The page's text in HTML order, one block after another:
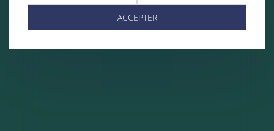
ACCEPTER